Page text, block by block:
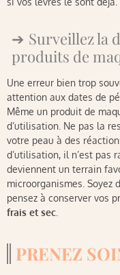
Surveillez la
produits de
Une erreur bien trop
attention aux dates de
Même un produit de
d’utilisation. Ne pas la
votre peau à des
d’utilisation, il n’est pas
deviennent un terrain
microorganismes.
pensez à conserver vos
frais et sec
PRENEZ